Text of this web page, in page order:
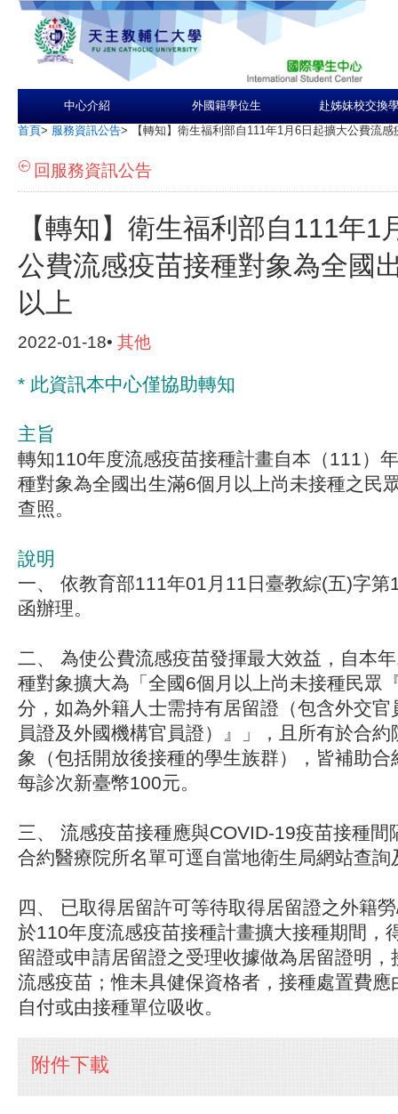
中心介紹 外國籍學位生 赴姊妹校交換
首頁> 服務資訊公告> 【轉知】衛生福利部自111年1月6日起擴大公費流
回服務資訊公告
【轉知】衛生福利部自111年1
公費流感疫苗接種對象為全國
以上
2022-01-18• 其他
* 此資訊本中心僅協助轉知
主旨
轉知110年度流感疫苗接種計畫自本（111）
種對象為全國出生滿6個月以上尚未接種之民
查照。
說明
一、 依教育部111年01月11日臺教綜(五)字
函辦理。
二、 為使公費流感疫苗發揮最大效益，自本
種對象擴大為「全國6個月以上尚未接種民眾
分，如為外籍人士需持有居留證（包含外交官
員證及外國機構官員證）』」，且所有於合
象（包括開放後接種的學生族群），皆補助合
每診次新臺幣100元。
三、 流感疫苗接種應與COVID-19疫苗接種間
合約醫療院所名單可逕自當地衛生局網站查詢
四、 已取得居留許可等待取得居留證之外籍
於110年度流感疫苗接種計畫擴大接種期間，
留證或申請居留證之受理收據做為居留證明
流感疫苗；惟未具健保資格者，接種處置費應
自付或由接種單位吸收。
附件下載